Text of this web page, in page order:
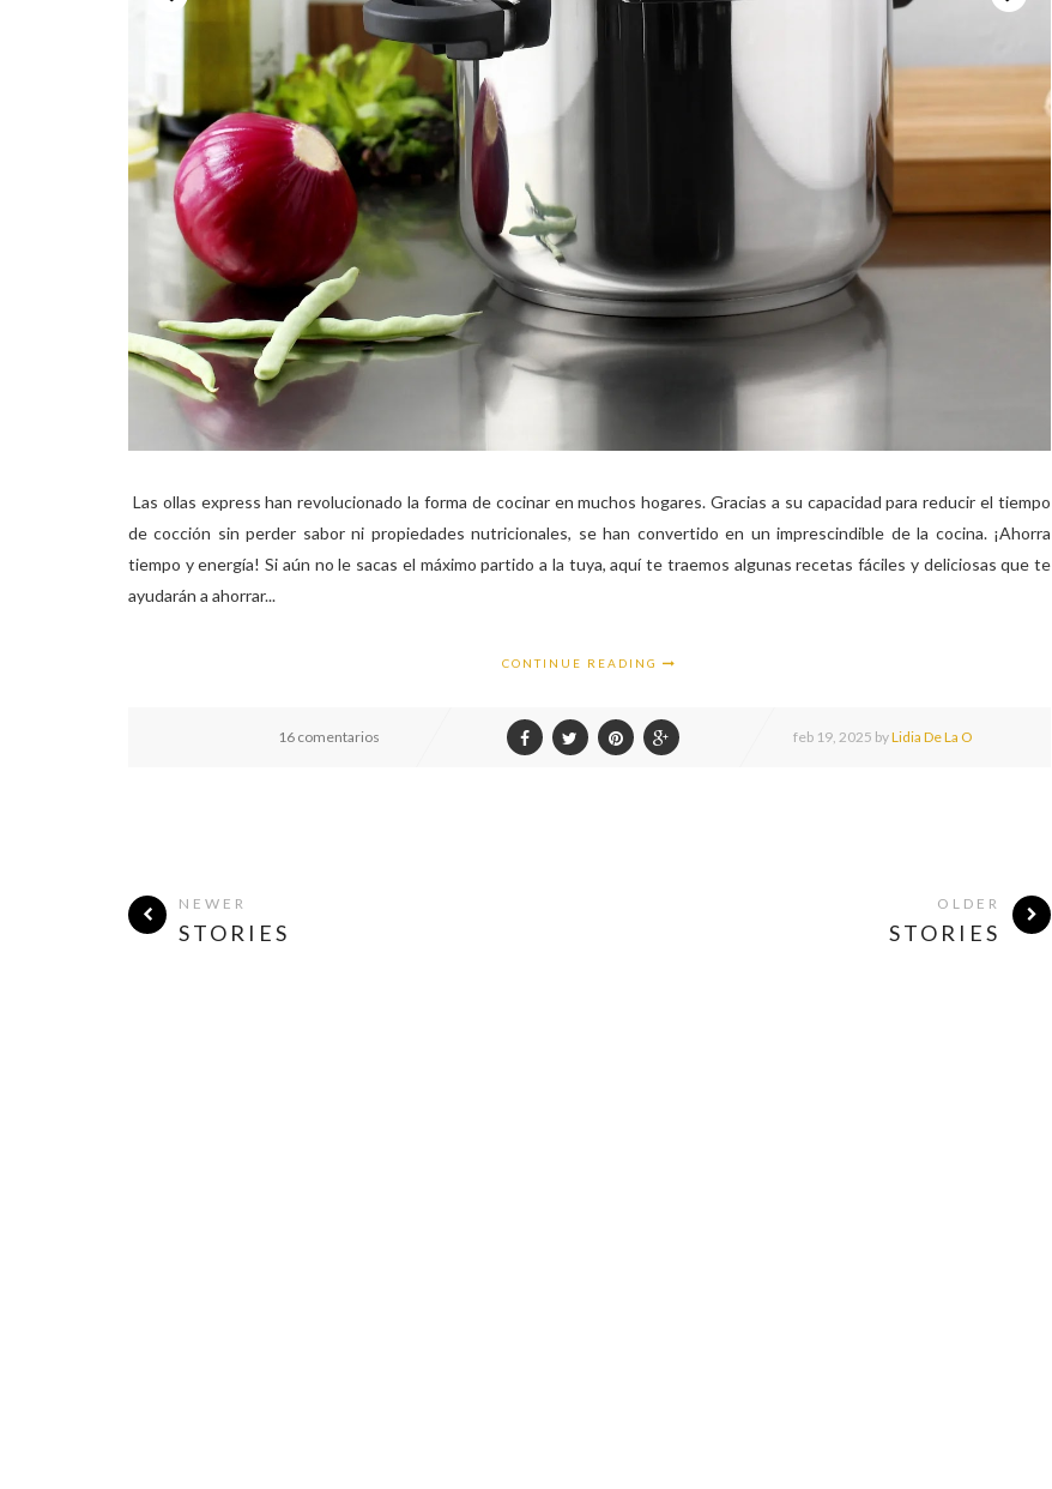
Las ollas express han revolucionado la forma de cocinar en muchos hogares. Gracias a su capacidad para reducir el tiempo
de cocción sin perder sabor ni propiedades nutricionales, se han convertido en un imprescindible de la cocina. ¡Ahorra
tiempo y energía! Si aún no le sacas el máximo partido a la tuya, aquí te traemos algunas recetas fáciles y deliciosas que te
ayudarán a ahorrar...
CONTINUE READING
16 comentarios feb 19, 2025 byLidia De La O
NEWER
STORIES
OLDER
STORIES